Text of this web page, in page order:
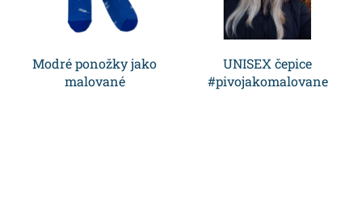
Modré ponožky jako
malované
UNISEX čepice
#pivojakomalovane